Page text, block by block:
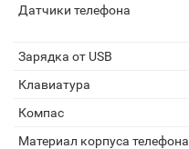
Датчики телефона
Зарядка от USB
Клавиатура
Компас
Материал корпуса телефона